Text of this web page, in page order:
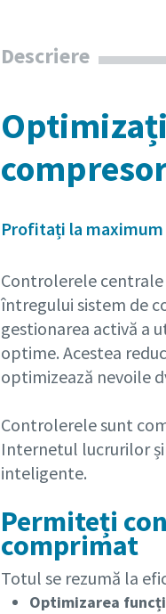
Descriere
Profitați la
Controlerele
întregului sistem de
gestionarea activă a
optime. Acestea
optimizează nevoile
Controlerele sunt
Internetul lucrurilor
inteligente.
Permiteți
comprimat
Totul se rezumă la
Optimizarea